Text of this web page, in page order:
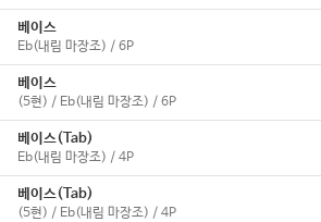
베이스
Eb(내림 마장조) / 6P
베이스
(5현) / Eb(내림 마장조) / 6P
베이스(Tab)
Eb(내림 마장조) / 4P
베이스(Tab)
(5현) / Eb(내림 마장조) / 4P